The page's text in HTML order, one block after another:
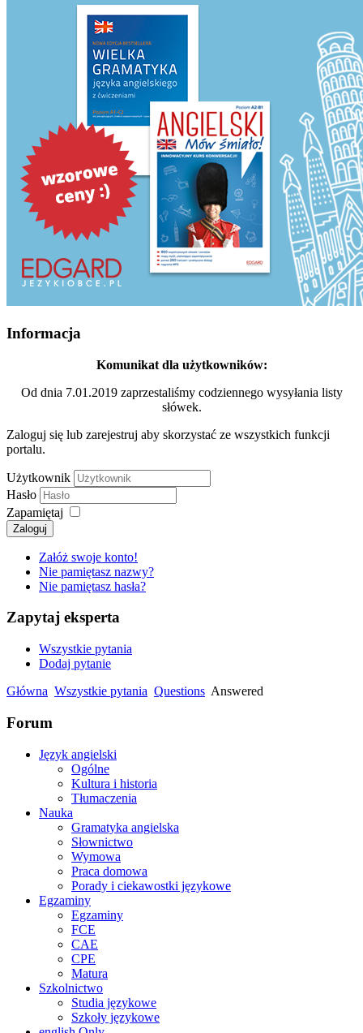
Informacja
Komunikat dla użytkowników:
Od dnia 7.01.2019 zaprzestaliśmy codziennego wysyłania listy
słówek.
Zaloguj się lub zarejestruj aby skorzystać ze wszystkich funkcji
portalu.
Użytkownik
Hasło
Zapamiętaj
Zaloguj
Załóż swoje konto!
Nie pamiętasz nazwy?
Nie pamiętasz hasła?
Zapytaj eksperta
Wszystkie pytania
Dodaj pytanie
Główna Wszystkie pytania Questions Answered
Forum
Język angielski
Ogólne
Kultura i historia
Tłumaczenia
Nauka
Gramatyka angielska
Słownictwo
Wymowa
Praca domowa
Porady i ciekawostki językowe
Egzaminy
Egzaminy
FCE
CAE
CPE
Matura
Szkolnictwo
Studia językowe
Szkoły językowe